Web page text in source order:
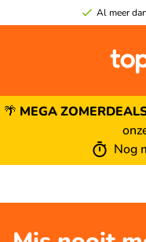
Al meer
🌴 MEGA
Nog